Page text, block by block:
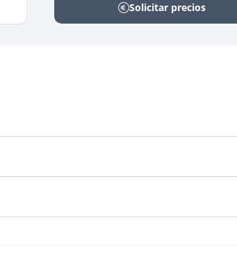
Solicitar precios